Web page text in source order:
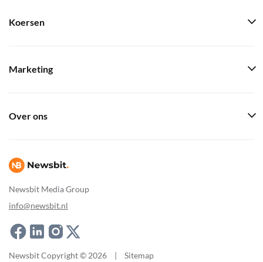
Newsbit Media Group
info@newsbit.nl
Koersen
Marketing
Over ons
Newsbit Copyright © 2026 | Sitemap